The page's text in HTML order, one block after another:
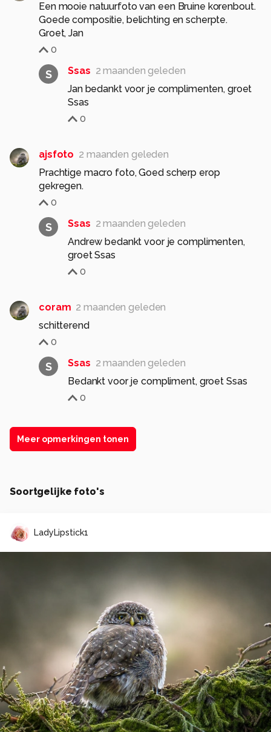
Een mooie natuurfoto van een Bruine korenbout.
Goede compositie, belichting en scherpte.
Groet, Jan
0
S Ssas 2 maanden geleden
Jan bedankt voor je complimenten, groet
Ssas
0
ajsfoto 2 maanden geleden
Prachtige macro foto, Goed scherp erop
gekregen.
0
S Ssas 2 maanden geleden
Andrew bedankt voor je complimenten,
groet Ssas
0
coram 2 maanden geleden
schitterend
0
S Ssas 2 maanden geleden
Bedankt voor je compliment, groet Ssas
0
Meer opmerkingen tonen
Soortgelijke foto's
LadyLipstick1